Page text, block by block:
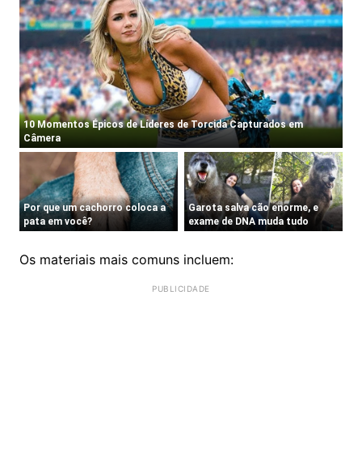
Os materiais mais comuns incluem: